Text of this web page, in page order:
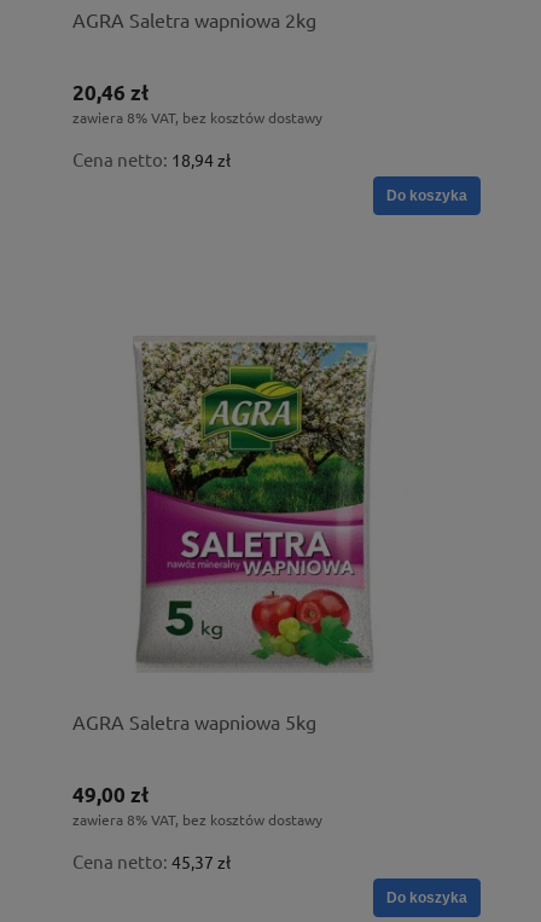
AGRA Saletra wapniowa 2kg
20,46 zł
zawiera 8% VAT, bez kosztów dostawy
Cena netto: 18,94 zł
Do koszyka
AGRA Saletra wapniowa 5kg
49,00 zł
zawiera 8% VAT, bez kosztów dostawy
Cena netto: 45,37 zł
Do koszyka